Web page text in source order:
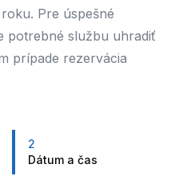
Pre úspešné
potrebné službu uhradiť
prípade rezervácia
2
Dátum a čas